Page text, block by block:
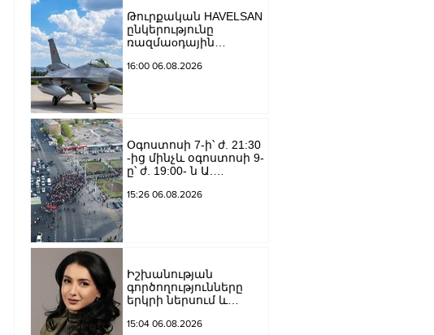
Թուրքական HAVELSAN
ընկերությունը
ռազմաoդային
կառավարման
16:00 06.08.2026
Օգոստոսի 7-ի՝ ժ. 21:30
-ից մինչև օգոստոսի 9-
ը՝ ժ. 19:00- ն Ա.
Մանկավարժական
փակ է լինելու
15:26 06.08.2026
Իշխանության
գործողությունները
երկրի ներսում և
դրանց
15:04 06.08.2026